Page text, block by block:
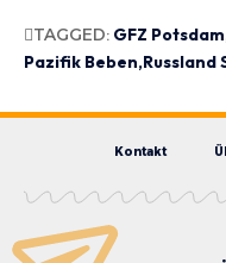
TAGGED: GFZ Potsdam
Pazifik Beben Russland
Kontakt